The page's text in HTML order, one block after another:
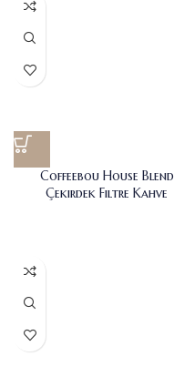
Coffeebou House Blend
Çekirdek Filtre Kahve